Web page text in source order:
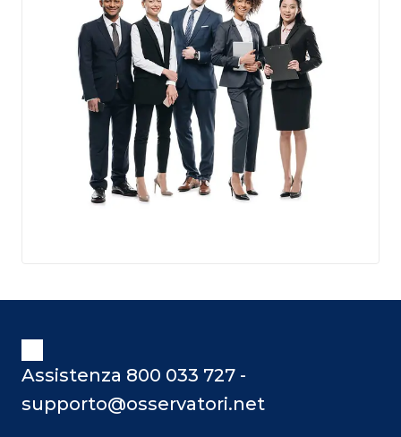
Assistenza 800 033 727 -
supporto@osservatori.net